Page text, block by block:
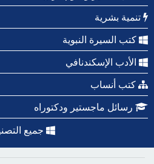
تنمية بشرية
كتب السيرة النبوية
الأدب الإسكندنافي
كتب أنساب
رسائل ماجستير ودكتوراه
جميع